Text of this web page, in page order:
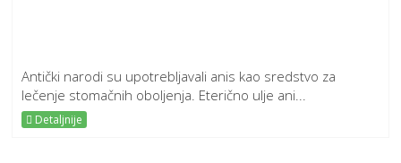
Antički narodi su upotrebljavali anis kao sredstvo za
lečenje stomačnih oboljenja. Eterično ulje ani...
Detaljnije